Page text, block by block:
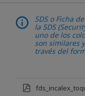
SDS o Ficha
la SDS
uno de los
son similares
través del